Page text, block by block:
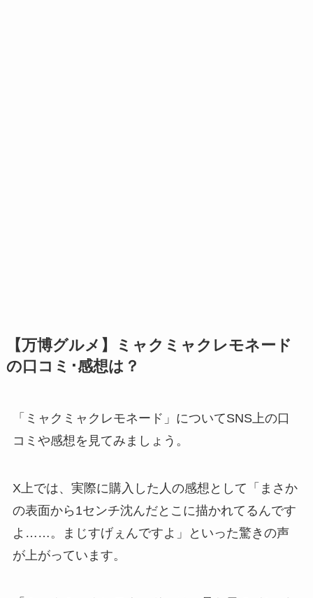
【万博グルメ】ミャクミャクレモネード
の口コミ･感想は？
「ミャクミャクレモネード」についてSNS上の口
コミや感想を見てみましょう。
X上では、実際に購入した人の感想として「まさか
の表面から1センチ沈んだとこに描かれてるんです
よ……。まじすげぇんですよ」といった驚きの声
が上がっています。